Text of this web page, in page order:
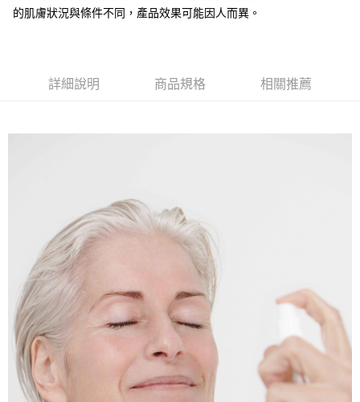
相關說明
成交易。
2.透過簡訊連結打開帳單後，可選擇「超商條碼／台灣大直營門市／銀行轉
帳／街口支付／iPASS MONEY」等通路繳費。
【注意事項】
1.本服務係由「台灣大哥大股份有限公司」（以下簡稱本公司）所提供，讓
用戶於交易時，得透過本服務購買商品或服務，並由商店將買賣／分期付款
買賣價金債權讓與本公司後，依約使用本公司帳單繳交帳款。
2.基於同意付款使用「大哥付你分期」之契約關係目的，商店將以您的個人
資料（包含姓名、電話或地址）提供予台灣大哥大進項蒐集、處理及利用，
由本公司與您本人進行分期帳單所需資料之確認、核對及更正。
3.完整用戶服務條款，請詳閱以下連結：
https://oppay.tw/userRule
【關於「AFTEE先享後付」】
AFTEE先享後付是「在收到商品之後才付款」的支付方式。 讓您購物簡單
２．便利：只要手機號碼，簡訊認證，即可結帳。
結帳頁面，進行簡訊認證並確認金額後，即可完成結帳。
２．訂單成立數日內，您將收到繳費通知簡訊。
３．收到繳費通知簡訊後14天內，點擊此簡訊中的連結，可透過四大超商／
ATM／網路銀行／等多元方式進行付款，方視為交易完成。
※ 請注意：結帳手續完成當下不需立刻繳費，但若您需要取消訂單，請聯絡
購買商品的店家。未經商家同意取消之訂單仍視為有效，需透過AFTEE先享
後付繳納相關費用。
※ 交易是否成功請以「AFTEE先享後付 」之結帳頁面顯示為準，若有關於
是否繳費成功／繳費後需取消欲退款等相關疑問，請聯繫「AFTEE先享後付
客戶支援中心」
https://netprotections.freshdesk.com/support/home
【注意事項】
１．透過由恩沛科技股份有限公司提供之「AFTEE先享後付」服務完成之交
易，需依本服務之必要範圍內提供個人資料，並將交易相關給付款項請求債
ATM付款
全家取貨付款【優惠】
每筆NT$65，滿NT$899(含以上)免運費
899元付款後取貨(全家)
每筆NT$65，滿NT$899(含以上)免運費
付款後全家取貨【優惠】
每筆NT$65，滿NT$899(含以上)免運費
999元萊爾富取貨付款
每筆NT$65，滿NT$999(含以上)免運費
的肌膚狀況與條件不同，產品效果可能因人而異。
詳細說明 商品規格 相關推薦